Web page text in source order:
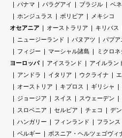
パナマ
パラグアイ ブラジル ベ
ホンジュラス
ボリビア
メキシコ
オセアニア
オーストラリア キリバス
ニュージーランド
バヌアツ パプア
フィジー
マーシャル諸島
ミクロネ
ヨーロッパ
アイスランド アイルラン
アンドラ
イタリア ウクライナ
オーストリア
キプロス ギリシャ
ジョージア
スイス スウェーデン
スロベニア
セルビア チェコ デ
ハンガリー
フィンランド フランス
ベルギー
ボスニア・ヘルツェゴヴィ